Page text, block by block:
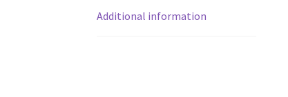
Additional information